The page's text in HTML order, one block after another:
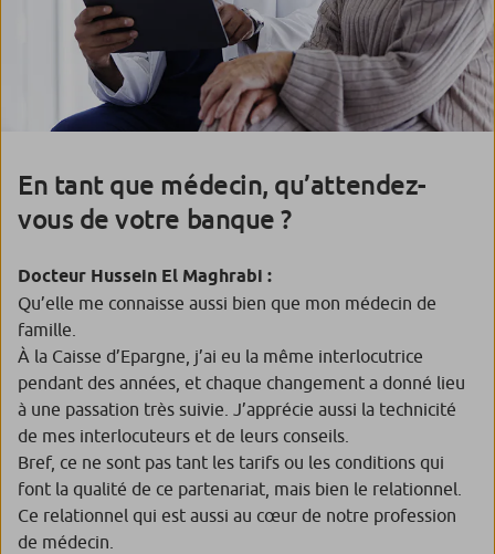
En tant que médecin, qu’attendez-
vous de votre banque ?
Docteur Hussein El Maghrabi :
Qu’elle me connaisse aussi bien que mon médecin de
famille.
À la Caisse d’Epargne, j’ai eu la même interlocutrice
pendant des années, et chaque changement a donné lieu
à une passation très suivie. J’apprécie aussi la technicité
de mes interlocuteurs et de leurs conseils.
Bref, ce ne sont pas tant les tarifs ou les conditions qui
font la qualité de ce partenariat, mais bien le relationnel.
Ce relationnel qui est aussi au cœur de notre profession
de médecin.